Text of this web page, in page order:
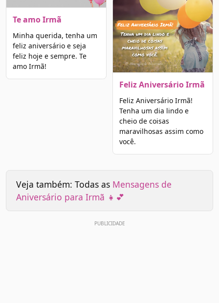
Te amo Irmã
Minha querida, tenha um
feliz aniversário e seja
feliz hoje e sempre. Te
amo Irmã!
Feliz Aniversário Irmã
Feliz Aniversário Irmã!
Tenha um dia lindo e
cheio de coisas
maravilhosas assim como
você.
Veja também: Todas as Mensagens de
Aniversário para Irmã 👧💕